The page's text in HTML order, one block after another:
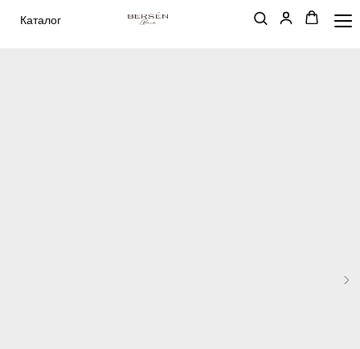
Каталог